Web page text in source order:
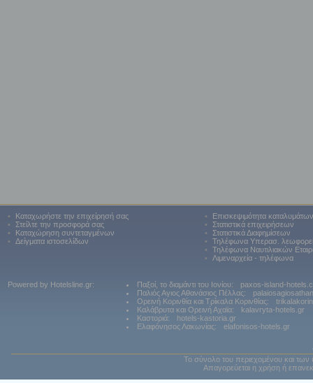
•
Καταχωρήστε την επιχείρησή σας
•
Στείλτε την προσφορά σας
•
Καταχώρηση συντεταγμένων
•
Δείγματα ιστοσελίδων
•
Επισκεψιμότητα καταλυμάτων
•
Στατιστικά επιχειρήσεων
•
Στατιστικά Διαφημίσεων
•
Τηλέφωνα Υπερασ.
•
Τηλέφωνα Ναυτιλιακών
•
Λιμεναρχεία - τηλέφωνα
Powered by Hotelsline.gr: Παξοί, το διαμάντι του Ιονίου:
paxos-island-
Παλιός Αγιος Αθανάσιος Πέλλας:
Ορεινή Κορινθία και Τρίκαλα Κορινθίας:
Καλάβρυτα και Ορεινή Αχαϊα:
kalavryta-hotels.gr
Καστοριά:
hotels-kastoria.gr
Ελαφόνησος Λακωνίας:
elafonisos-hotels.gr
Το σύνολο του περιεχομένου και των
Απαγορεύεται η χρήση ή